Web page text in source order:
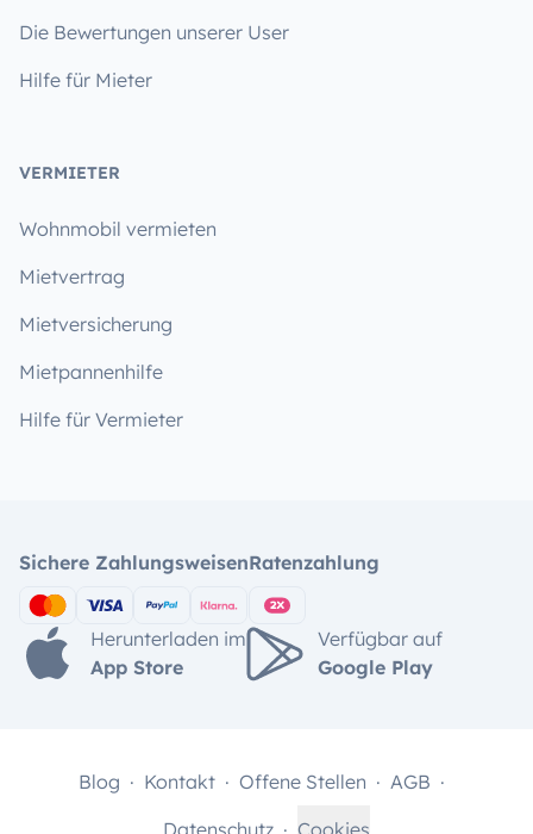
Die Bewertungen unserer User
Hilfe für Mieter
VERMIETER
Wohnmobil vermieten
Mietvertrag
Mietversicherung
Mietpannenhilfe
Hilfe für Vermieter
Sichere ZahlungsweisenRatenzahlung
Herunterladen im
App Store
Verfügbar auf
Google Play
Blog Kontakt Offene Stellen
AGB